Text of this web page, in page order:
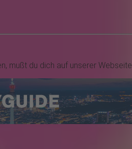
mußt du dich auf unserer Webseite